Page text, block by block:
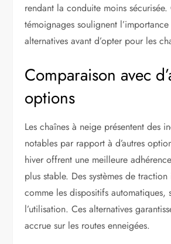
rendant la conduite moins sécurisée.
témoignages soulignent l’importance
alternatives avant d’opter pour les
Comparaison avec
options
Les chaînes à neige présentent des
notables par rapport à d’autres
hiver offrent une meilleure
plus stable. Des systèmes de traction
comme les dispositifs automatiques,
l’utilisation. Ces alternatives
accrue sur les routes enneigées.